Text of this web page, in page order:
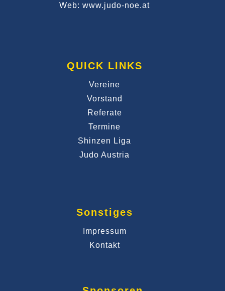
Web: www.judo-noe.at
QUICK LINKS
Vereine
Vorstand
Referate
Termine
Shinzen Liga
Judo Austria
Sonstiges
Impressum
Kontakt